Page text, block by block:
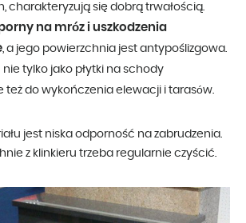
charakteryzują się dobrą trwałością.
na mróz i uszkodzenia
, a jego powierzchnia jest antypoślizgowa.
nie tylko jako płytki na schody
też do wykończenia elewacji i tarasów.
jest niska odporność na zabrudzenia.
z klinkieru trzeba regularnie czyścić.